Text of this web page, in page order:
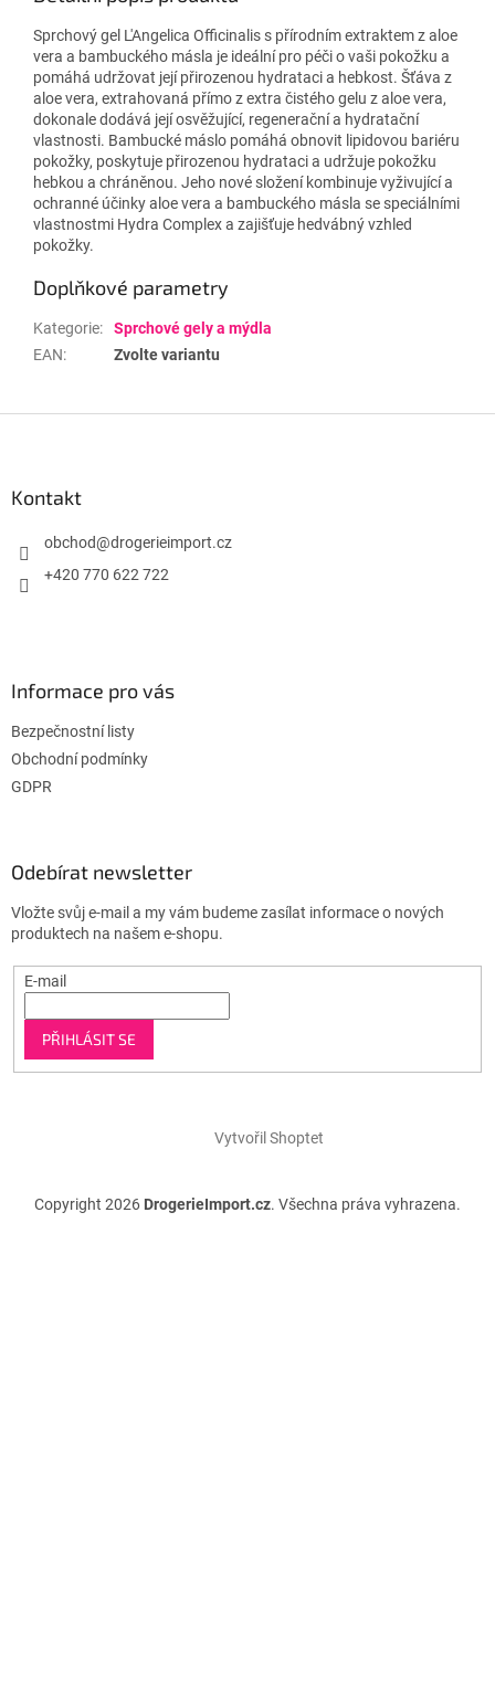
Sprchový gel L'Angelica Officinalis s přírodním extraktem z aloe
vera a bambuckého másla je ideální pro péči o vaši pokožku a
pomáhá udržovat její přirozenou hydrataci a hebkost. Šťáva z
aloe vera, extrahovaná přímo z extra čistého gelu z aloe vera,
dokonale dodává její osvěžující, regenerační a hydratační
vlastnosti. Bambucké máslo pomáhá obnovit lipidovou bariéru
pokožky, poskytuje přirozenou hydrataci a udržuje pokožku
hebkou a chráněnou. Jeho nové složení kombinuje vyživující a
ochranné účinky aloe vera a bambuckého másla se speciálními
vlastnostmi Hydra Complex a zajišťuje hedvábný vzhled
pokožky.
Doplňkové parametry
Kategorie:
Sprchové gely a mýdla
EAN: Zvolte variantu
Kontakt
obchod@drogerieimport.cz
+420 770 622 722
Informace pro vás
Bezpečnostní listy
Obchodní podmínky
GDPR
Odebírat newsletter
Vložte svůj e-mail a my vám budeme zasílat informace o nových
produktech na našem e-shopu.
E-mail
PŘIHLÁSIT SE
Vytvořil Shoptet
Copyright 2026 DrogerieImport.cz. Všechna práva vyhrazena.